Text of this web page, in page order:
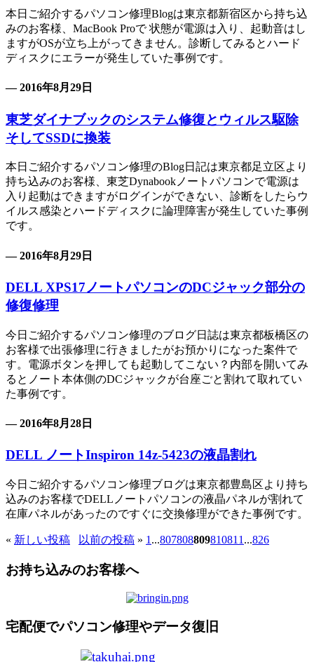
本日ご紹介するパソコン修理Blogは東京都新宿区から持ち込
みのお客様、MacBook Proで 状態が電源は入り、起動音はし
ますがOSが立ち上がってきません。診断してみるとハード
ディスクにエラーが発生していた事例です。
— 2016年8月29日
東芝ダイナブックのシステム修復とウィルス駆除
そしてSSDに換装
本日ご紹介するパソコン修理のBlog日記は東京都足立区より
持ち込みのお客様、東芝Dynabookノートパソコンで電源は
入り起動はできますがログインができない、診断をしたらウ
イルス感染とハードディスクに論理障害が発生していた事例
です。
— 2016年8月29日
DELL XPS17ノートパソコンのDCジャック部分の
修復修理
今日ご紹介するパソコン修理のブログ日誌は東京都板橋区の
お客様で出張修理に行きましたがお預かりになった案件で
す。電源ボタンを押しても起動してこない？内部を開いてみ
るとノート本体側のDCジャックが台座ごと割れて取れてい
た事例です。
— 2016年8月28日
DELL ノートInspiron 14z-5423の液晶割れ
今日ご紹介するパソコン修理ブログは東京都豊島区より持ち
込みのお客様でDELLノートパソコンの液晶パネルが割れて
在庫パネルがあったのですぐに交換修理ができた事例です。
« 新しい投稿 以前の投稿 » 1 ...807808809810811 ...826
お持ち込みのお客様へ
宅配便でパソコン修理やデータ復旧